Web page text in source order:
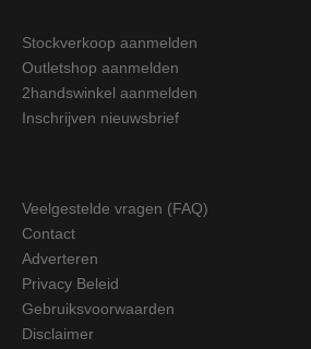
Stockverkoop aanmelden
Outletshop aanmelden
2handswinkel aanmelden
Inschrijven nieuwsbrief
Veelgestelde vragen (FAQ)
Contact
Adverteren
Privacy Beleid
Gebruiksvoorwaarden
Disclaimer